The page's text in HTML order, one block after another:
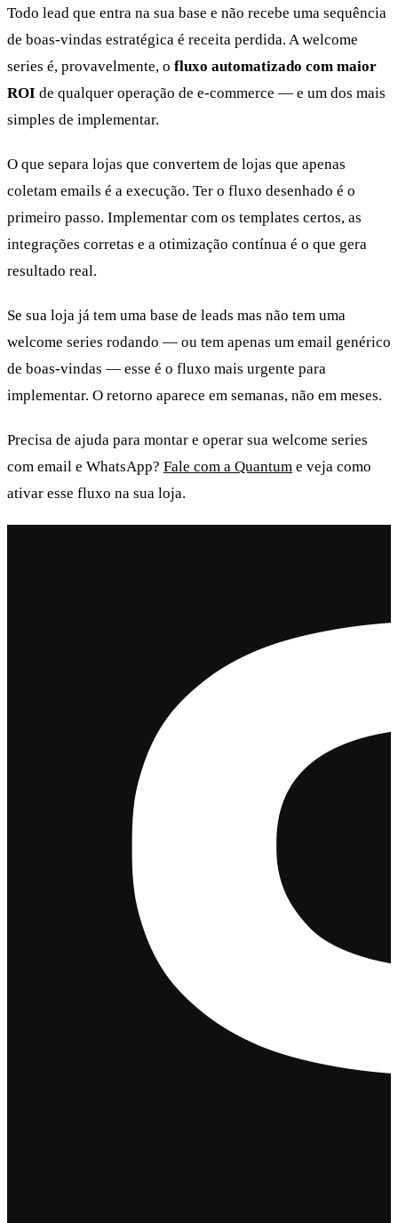
Todo lead que entra na sua base e não recebe uma sequência
de boas-vindas estratégica é receita perdida. A welcome
series é, provavelmente, o fluxo automatizado com maior
ROI de qualquer operação de e-commerce — e um dos mais
simples de implementar.
O que separa lojas que convertem de lojas que apenas
coletam emails é a execução. Ter o fluxo desenhado é o
primeiro passo. Implementar com os templates certos, as
integrações corretas e a otimização contínua é o que gera
resultado real.
Se sua loja já tem uma base de leads mas não tem uma
welcome series rodando — ou tem apenas um email genérico
de boas-vindas — esse é o fluxo mais urgente para
implementar. O retorno aparece em semanas, não em meses.
Precisa de ajuda para montar e operar sua welcome series
com email e WhatsApp? Fale com a Quantum e veja como
ativar esse fluxo na sua loja.